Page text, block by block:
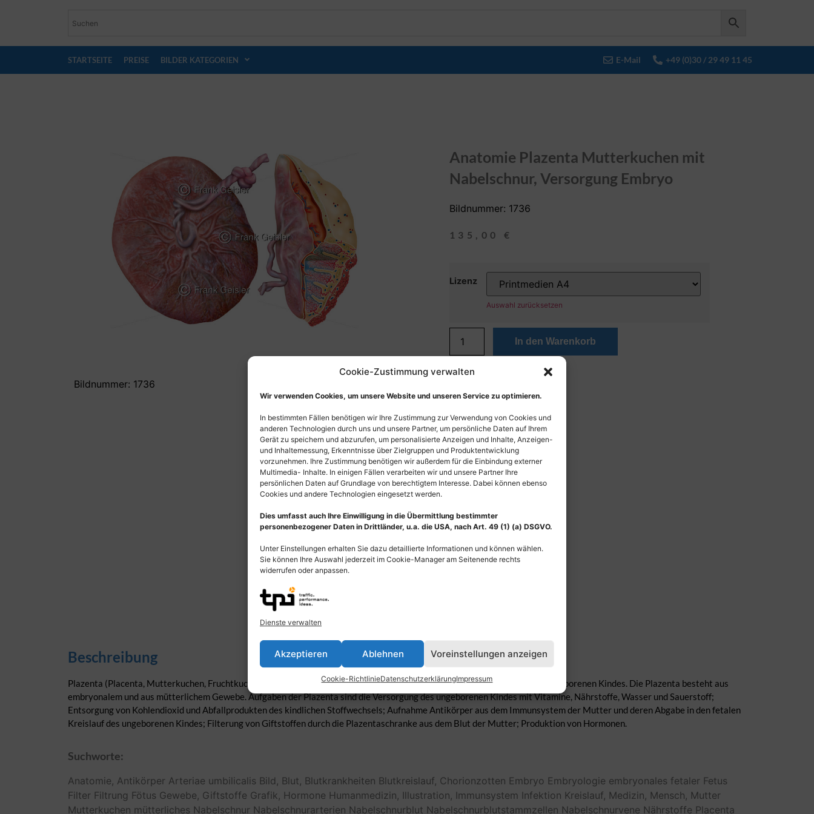
Cookie-Zustimmung verwalten
Wir verwenden Cookies, um unsere Website und unseren Service zu optimieren.
In bestimmten Fällen benötigen wir Ihre Zustimmung zur Verwendung von Cookies und
anderen Technologien durch uns und unsere Partner, um persönliche Daten auf Ihrem
Gerät zu speichern und abzurufen, um personalisierte Anzeigen und Inhalte, Anzeigen-
und Inhaltemessung, Erkenntnisse über Zielgruppen und Produktentwicklung
vorzunehmen. Ihre Zustimmung benötigen wir außerdem für die Einbindung externer
Multimedia- Inhalte. In einigen Fällen verarbeiten wir und unsere Partner Ihre
persönlichen Daten auf Grundlage von berechtigtem Interesse. Dabei können ebenso
Cookies und andere Technologien eingesetzt werden.
Dies umfasst auch Ihre Einwilligung in die Übermittlung bestimmter
personenbezogener Daten in Drittländer, u.a. die USA, nach Art. 49 (1) (a) DSGVO.
Unter Einstellungen erhalten Sie dazu detaillierte Informationen und können wählen.
Sie können Ihre Auswahl jederzeit im Cookie-Manager am Seitenende rechts
widerrufen oder anpassen.
Dienste verwalten
Akzeptieren Ablehnen Voreinstellungen anzeigen
Cookie-RichtlinieDatenschutzerklärungImpressum
STARTSEITE PREISE BILDER KATEGORIEN E-Mail +49 (0)30 / 29 49 11 45
Bildnummer: 1736
Anatomie Plazenta Mutterkuchen mit
Nabelschnur, Versorgung Embryo
Bildnummer: 1736
135,00 €
Lizenz
Auswahl zurücksetzen
In den Warenkorb
Beschreibung
Plazenta (Placenta, Mutterkuchen, Fruchtkuchen), mit Nabelschnur wichtigster Teil des Lebenserhaltungssystems eines ungeborenen Kindes. Die Plazenta besteht aus
embryonalem und aus mütterlichem Gewebe. Aufgaben der Plazenta sind die Versorgung des ungeborenen Kindes mit Vitamine, Nährstoffe, Wasser und Sauerstoff;
Entsorgung von Kohlendioxid und Abfallprodukten des kindlichen Stoffwechsels; Aufnahme Antikörper aus dem Immunsystem der Mutter und deren Abgabe in den fetalen
Kreislauf des ungeborenen Kindes; Filterung von Giftstoffen durch die Plazentaschranke aus dem Blut der Mutter; Produktion von Hormonen.
Suchworte:
Anatomie, Antikörper Arteriae umbilicalis Bild, Blut, Blutkrankheiten Blutkreislauf, Chorionzotten Embryo Embryologie embryonales fetaler Fetus
Filter Filtrung Fötus Gewebe, Giftstoffe Grafik, Hormone Humanmedizin, Illustration, Immunsystem Infektion Kreislauf, Medizin, Mensch, Mutter
Mutterkuchen mütterliches Nabelschnur Nabelschnurarterien Nabelschnurblut Nabelschnurblutstammzellen Nabelschnurvene Nährstoffe Placenta